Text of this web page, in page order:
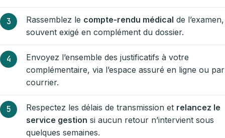
Rassemblez le compte-rendu médical de l’examen,
souvent exigé en complément du dossier.
Envoyez l’ensemble des justificatifs à votre
complémentaire, via l’espace assuré en ligne ou par
courrier.
Respectez les délais de transmission et relancez le
service gestion si aucun retour n’intervient sous
quelques semaines.